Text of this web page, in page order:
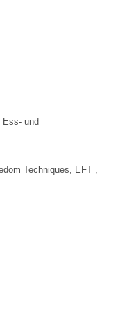
Ess- und
Techniques, EFT ,